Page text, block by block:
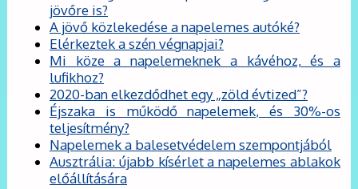
jövőre is?
A jövő közlekedése a napelemes autóké?
Elérkeztek a szén végnapjai?
Mi köze a napelemeknek a kávéhoz, és a
lufikhoz?
2020-ban elkezdődhet egy „zöld évtized”?
Éjszaka is működő napelemek, és 30%-os
teljesítmény?
Napelemek a balesetvédelem szempontjából
Ausztrália: újabb kísérlet a napelemes ablakok
előállítására